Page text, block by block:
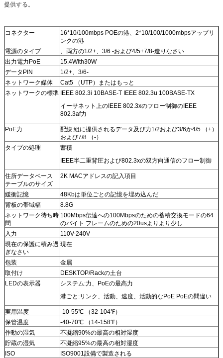
提供する。
コネクター
16*10/100mbps POEの港、2*10/100/1000mbpsアップリ
ンクの港
電源のタイプ
、両方の1/2+、3/6 -および4/5+7/8-造りなさい
出力電力PoE
15.4With30W
データPIN
1/2+、3/6-
ネットワーク媒体
Cat5 （UTP）またはもっと
ネットワークの標準 IEEE 802.3i 10BASE-T IEEE 802.3u 100BASE-TX
イーサネット上のIEEE 802.3xのフロー制御のIEEE
802.3af力
PoE力
配線:組に提供されるデータ及び力1/2および3/6か4/5 （+）
および7/8 （-）
タイプの処理
蓄積
IEEE半二重背圧および802.3xの双方向通信のフロー制御
住所データベース
テーブルのサイズ
2K MACアドレスの記入項目
緩衝記憶
48Kbは単位ごとの記憶を埋め込んだ
背板の帯域幅
8.8G
ネットワーク待ち時
間
100Mbps伝達への100Mbpsのための蓄積交換モードの64
のバイト フレームのための20usよりより少し
入力
110V-240V
現在の保護に積み過
ぎなさい
現在
包装
金属
取付け
DESKTOP/Rackの土台
LEDの表示器
システム:力、PoEの最高力
港ごと:リンク、活動、速度、活動的なPoE PoEの間違い
実用温度
-10-55℃ （32-104℉）
保管温度
-40-70℃ （14-158℉）
作動の湿気
不凝縮90%の最高の相対湿度
貯蔵の湿気
不凝縮95%の最高の相対湿度
ISO
ISO9001設備で製造される